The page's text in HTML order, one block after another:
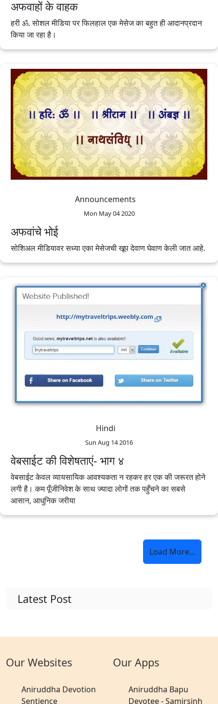
अफवाहों के वाहक
हरी ॐ. सोशल मीडिया पर फिलहाल एक मेसेज का बहुत ही आदानप्रदान
किया जा रहा है।
Announcements
Mon May 04 2020
अफवांचे भोई
सोशिअल मीडियावर सध्या एका मेसेजची खूप देवाण घेवाण केली जात आहे.
Hindi
Sun Aug 14 2016
वेबसाईट की विशेषताएं- भाग ४
वेबसाईट केवल व्यायसायिक आवश्यकता न रहकर हर एक की जरूरत होने
लगी है। कम पूँजीनिवेश के साथ ज्यादा लोगों तक पहुँचने का सबसे
आसान, आधुनिक जरीया
Load More...
Latest Post
Our Websites
Aniruddha Devotion
Sentience
Our Apps
Aniruddha Bapu
Devotee - Samirsinh